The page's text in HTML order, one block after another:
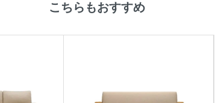
こちらもおすすめ